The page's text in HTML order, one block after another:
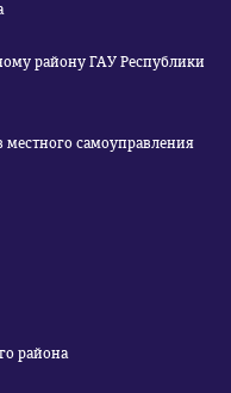
району ГАУ Республики
местного самоуправления
района